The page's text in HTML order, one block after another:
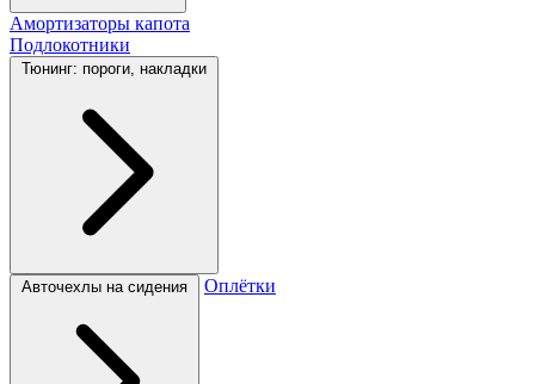
Амортизаторы капота
Подлокотники
Тюнинг: пороги, накладки
Авточехлы на сидения Оплётки